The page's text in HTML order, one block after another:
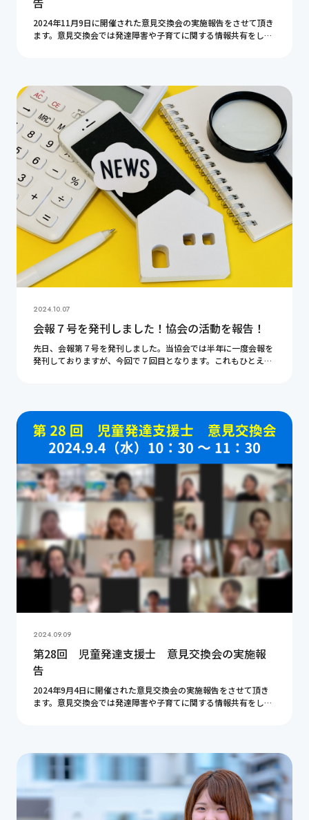
2024年11月9日に開催された意見交換会の実施報告をさせて頂き
ます。意見交換会では発達障害や子育てに関する情報共有をして
2024.10.07
会報７号を発刊しました！協会の活動を報告！
先日、会報第７号を発刊しました。当協会では半年に一度会報を
発刊しておりますが、今回で７回目となります。これもひとえに
2024.09.09
第28回 児童発達支援士 意見交換会の実施報
告
2024年9月4日に開催された意見交換会の実施報告をさせて頂き
ます。意見交換会では発達障害や子育てに関する情報共有をして